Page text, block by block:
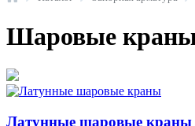
Шаровые краны
Латунные шаровые краны